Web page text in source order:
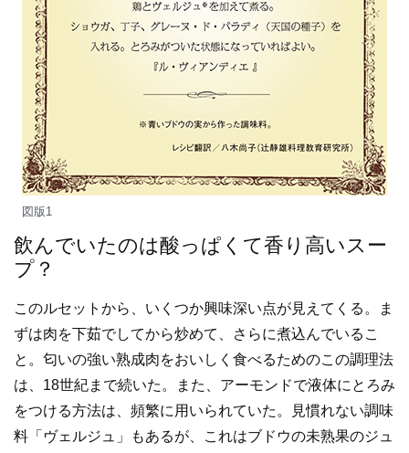
図版1
飲んでいたのは酸っぱくて香り高いスー
プ？
このルセットから、いくつか興味深い点が見えてくる。ま
ずは肉を下茹でしてから炒めて、さらに煮込んでいるこ
と。匂いの強い熟成肉をおいしく食べるためのこの調理法
は、18世紀まで続いた。また、アーモンドで液体にとろみ
をつける方法は、頻繁に用いられていた。見慣れない調味
料「ヴェルジュ」もあるが、これはブドウの未熟果のジュ